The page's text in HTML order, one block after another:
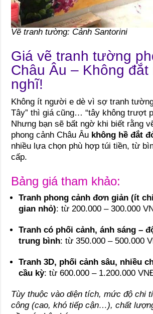
Vẽ tranh tường: Cảnh Santorini
Giá vẽ tranh tường
Châu Âu – Không
nghĩ!
Không ít người e dè vì sợ tranh
Tây” thì giá cũng… “tây không trượt
Nhưng bạn sẽ bất ngờ khi biết rằng
phong cảnh Châu Âu không hề đắt
nhiều lựa chọn phù hợp túi tiền, từ
cấp.
Bảng giá tham khảo:
Tranh phong cảnh đơn giản (ít
gian nhỏ): từ 200.000 – 300.000
Tranh có phối cảnh, ánh sáng –
trung bình: từ 350.000 – 500.000
Tranh 3D, phối cảnh sâu, nhiều
cầu kỳ: từ 600.000 – 1.200.000
Tùy thuộc vào diện tích, mức độ chi
công (cao, khó tiếp cận…), chất